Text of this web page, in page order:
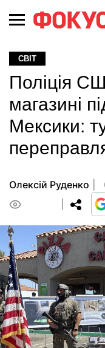
СВІТ
Поліція
магазині
Мексики:
Олексій Руденко